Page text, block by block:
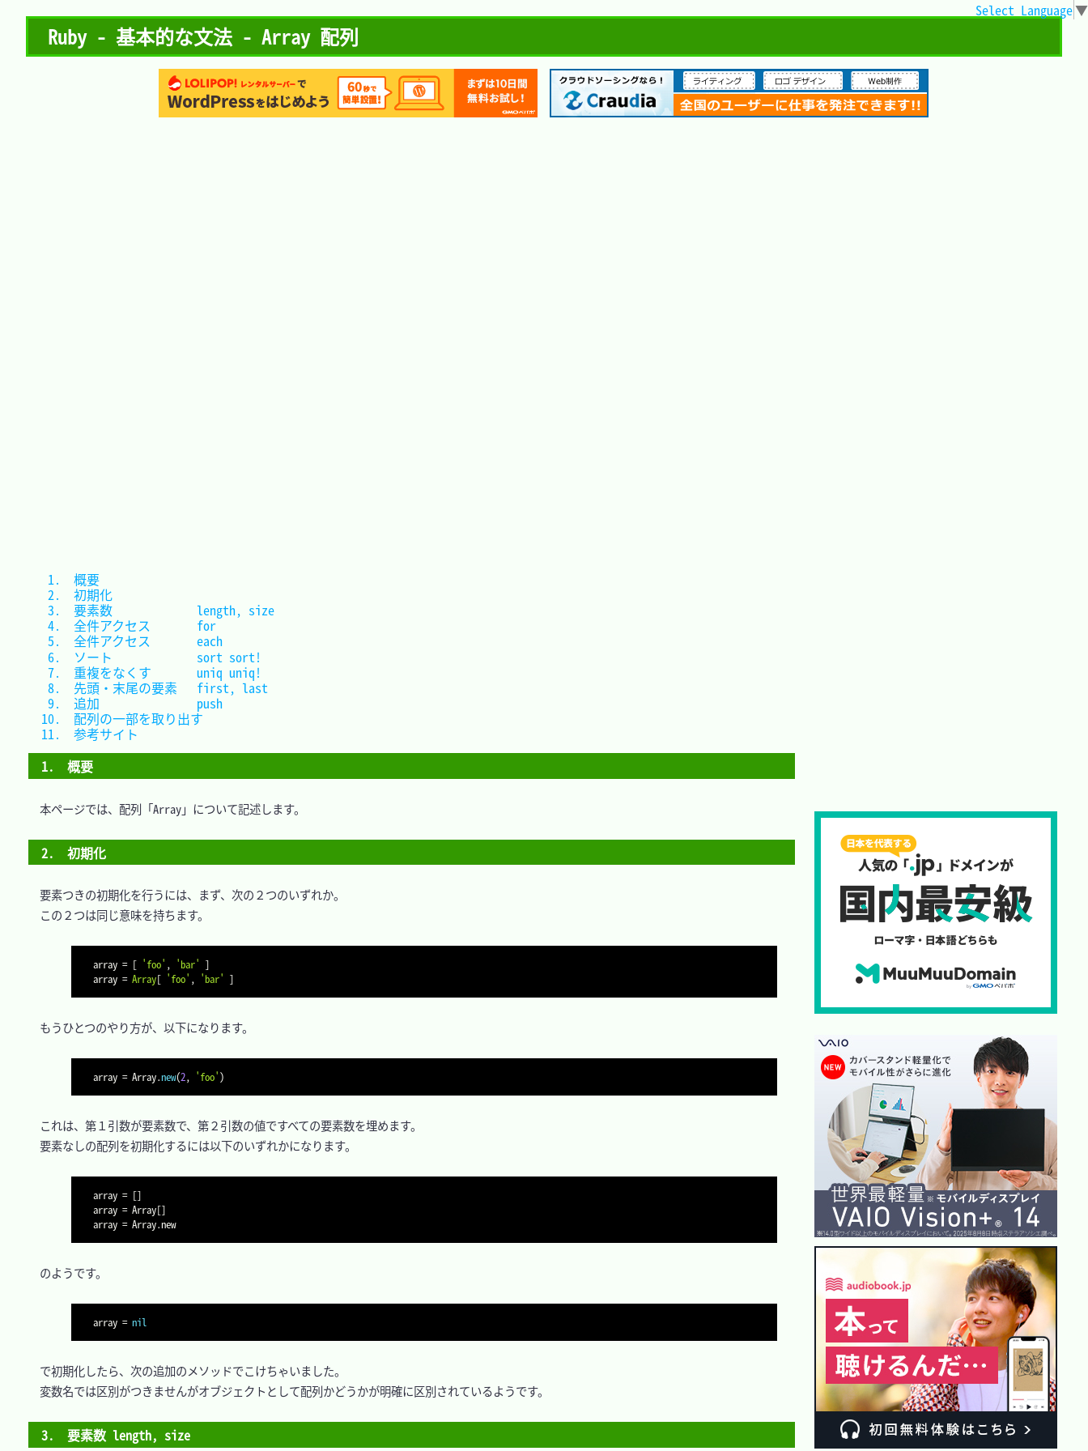
Ruby - 基本的な文法 - Array 配列
Select Language▼
4.　全件アクセス		for
1.　概要
本ページでは、配列「Array」について記述します。
2.　初期化
要素つきの初期化を行うには、まず、次の２つのいずれか。
この２つは同じ意味を持ちます。
array = [ 'foo' , 'bar' ]
array = Array[ 'foo' , 'bar' ]
もうひとつのやり方が、以下になります。
array = Array.new(2, 'foo')
これは、第１引数が要素数で、第２引数の値ですべての要素数を埋めます。
要素なしの配列を初期化するには以下のいずれかになります。
array = []
array = Array[]
array = Array.new
のようです。
array = nil
で初期化したら、次の追加のメソッドでこけちゃいました。
変数名では区別がつきませんがオブジェクトとして配列かどうかが明確に区別されているようです。
3.　要素数 length, size